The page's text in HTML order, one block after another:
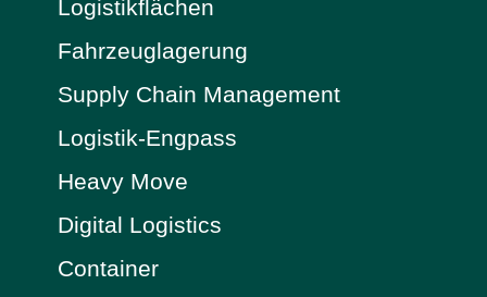
Logistikflächen
Fahrzeuglagerung
Supply Chain Management
Logistik-Engpass
Heavy Move
Digital Logistics
Container